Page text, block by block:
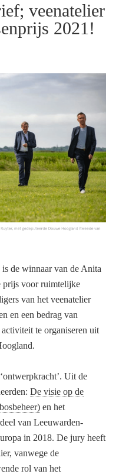
veenatelier
2021!
de winnaar van de Anita
prijs voor ruimtelijke
van het veenatelier
en een bedrag van
te organiseren uit
Uit de
De visie op de
en het
van Leeuwarden-
in 2018. De jury heeft
vanwege de
rol van het